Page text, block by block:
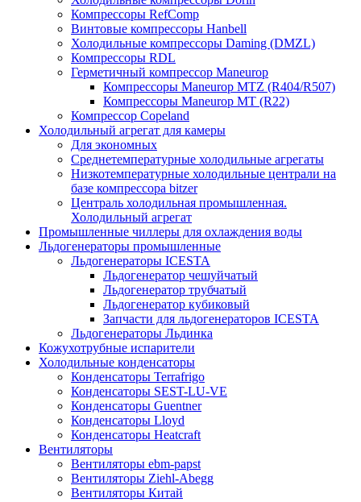
Компрессоры RefComp
Винтовые компрессоры Hanbell
Холодильные компрессоры Daming (DMZL)
Компрессоры RDL
Герметичный компрессор Maneurop
Компрессоры Maneurop MTZ (R404/R507)
Компрессоры Maneurop MT (R22)
Компрессор Copeland
Холодильный агрегат для камеры
Для экономных
Среднетемпературные холодильные агрегаты
Низкотемпературные холодильные централи на
базе компрессора bitzer
Централь холодильная промышленная.
Холодильный агрегат
Промышленные чиллеры для охлаждения воды
Льдогенераторы промышленные
Льдогенераторы ICESTA
Льдогенератор чешуйчатый
Льдогенератор трубчатый
Льдогенератор кубиковый
Запчасти для льдогенераторов ICESTA
Льдогенераторы Льдинка
Кожухотрубные испарители
Холодильные конденсаторы
Конденсаторы Terrafrigo
Конденсаторы SEST-LU-VE
Конденсаторы Guentner
Конденсаторы Lloyd
Конденсаторы Heatcraft
Вентиляторы
Вентиляторы ebm-papst
Вентиляторы Ziehl-Abegg
Вентиляторы Китай